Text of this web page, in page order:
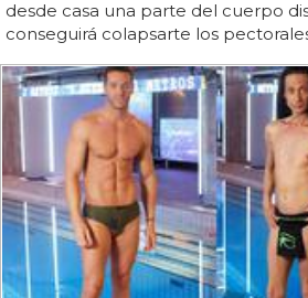
desde casa una parte del cuerpo
conseguirá colapsarte los